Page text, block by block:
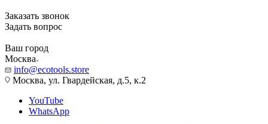
Заказать звонок
Задать вопрос
Ваш город
Москва
info@ecotools.store
Москва, ул. Гвардейская, д.5, к.2
YouTube
WhatsApp